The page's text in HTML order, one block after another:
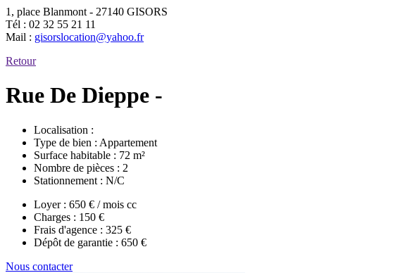
1, place Blanmont - 27140 GISORS
Tél : 02 32 55 21 11
Mail : gisorslocation@yahoo.fr
Retour
Rue De Dieppe -
Localisation :
Type de bien : Appartement
Surface habitable : 72 m²
Nombre de pièces : 2
Stationnement : N/C
Loyer : 650 € / mois cc
Charges : 150 €
Frais d'agence : 325 €
Dépôt de garantie : 650 €
Nous contacter